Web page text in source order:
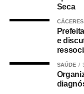
Seca
CÁCERES
e
SAÚDE